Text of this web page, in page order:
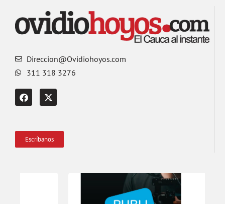
Direccion@Ovidiohoyos.com
311 318 3276
Escríbanos